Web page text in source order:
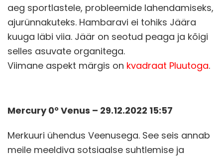
aeg sportlastele, probleemide lahendamiseks,
ajurünnakuteks. Hambaravi ei tohiks Jäära
kuuga läbi viia. Jäär on seotud peaga ja kõigi
selles asuvate organitega.
Viimane aspekt märgis on kvadraat Pluutoga.
Mercury 0° Venus – 29.12.2022 15:57
Merkuuri ühendus Veenusega. See seis annab
meile meeldiva sotsiaalse suhtlemise ja